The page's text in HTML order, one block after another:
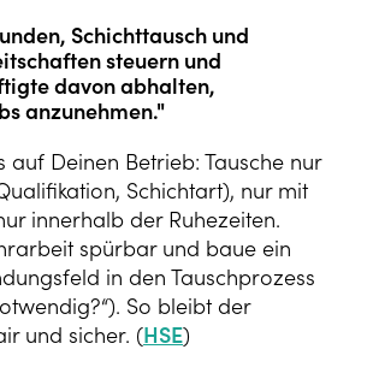
Schichttausch und
steuern und
davon abhalten,
anzunehmen."
auf Deinen Betrieb: Tausche nur
Schichtart), nur mit
innerhalb der Ruhezeiten.
spürbar und baue ein
in den Tauschprozess
So bleibt der
und sicher. (HSE)